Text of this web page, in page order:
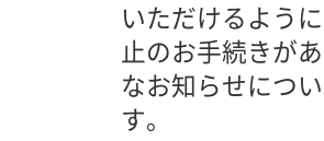
いただけるよう
止のお手続きが
なお知らせにつ
す。